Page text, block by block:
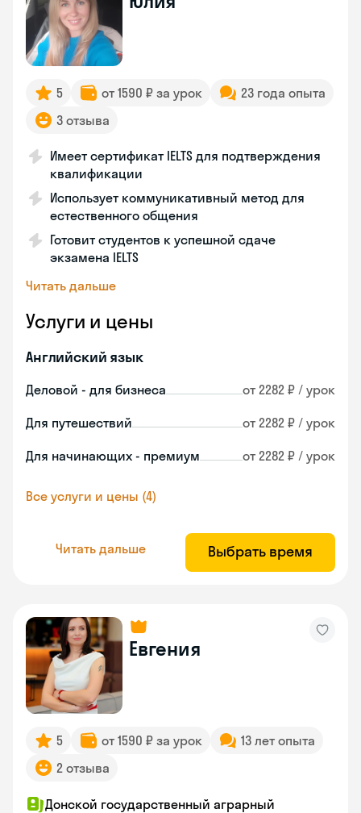
5 от 1590 ₽ за урок
23 года опыта
3 отзыва
Имеет сертификат IELTS для подтверждения
квалификации
Использует коммуникативный метод для
естественного общения
Готовит студентов к успешной сдаче
экзамена IELTS
Читать дальше
Услуги и цены
Английский язык
Деловой - для бизнеса от 2282 ₽ / урок
Для путешествий от 2282 ₽ / урок
Для начинающих - премиум от 2282 ₽ / урок
Все услуги и цены (4)
Читать дальше Выбрать время
Евгения
5 от 1590 ₽ за урок
13 лет опыта
2 отзыва
Донской государственный аграрный